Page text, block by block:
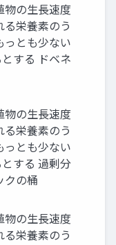
物の生長速度
栄養素のう
っとも少ない
する ドベネ
物の生長速度
栄養素のう
っとも少ない
する 過剰分
クの桶
物の生長速度
栄養素のう